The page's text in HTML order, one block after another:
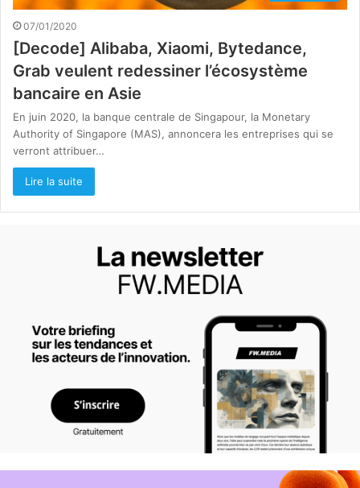
07/01/2020
[Decode] Alibaba, Xiaomi, Bytedance,
Grab veulent redessiner l’écosystème
bancaire en Asie
En juin 2020, la banque centrale de Singapour, la Monetary
Authority of Singapore (MAS), annoncera les entreprises qui se
verront attribuer…
Lire la suite